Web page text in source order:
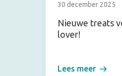
30 december 2025
Nieuwe treats
lover!
Lees meer